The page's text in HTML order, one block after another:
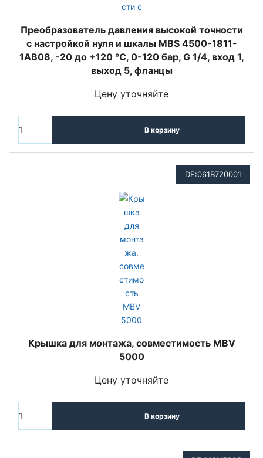
Преобразователь давления высокой точности
с настройкой нуля и шкалы MBS 4500-1811-
1AB08, -20 до +120 °C, 0-120 бар, G 1/4, вход 1,
выход 5, фланцы
Цену уточняйте
В корзину
DF:061B720001
Крышка для монтажа, совместимость MBV
5000
Цену уточняйте
В корзину